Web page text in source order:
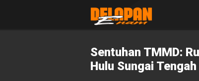
Sentuhan TMMD:
Hulu Sungai Tengah